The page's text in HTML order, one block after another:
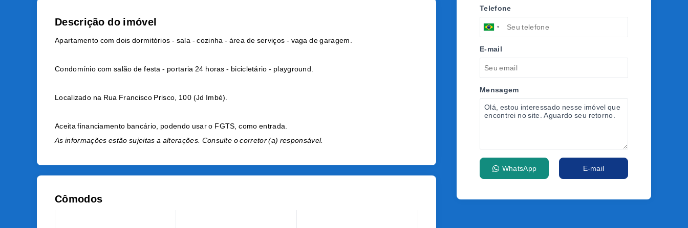
Descrição do imóvel
Apartamento com dois dormitórios - sala - cozinha - área de serviços - vaga de garagem.
Condomínio com salão de festa - portaria 24 horas - bicicletário - playground.
Localizado na Rua Francisco Prisco, 100 (Jd Imbé).
Aceita financiamento bancário, podendo usar o FGTS, como entrada.
As informações estão sujeitas a alterações. Consulte o corretor (a) responsável.
Cômodos
Telefone
E-mail
Mensagem
WhatsApp E-mail